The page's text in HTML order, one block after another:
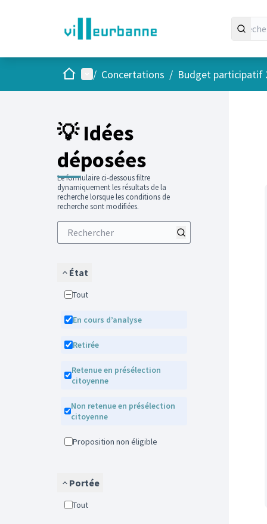
AccueilMenu principal
/ Concertations / Budget participatif
💡 Idées
déposées
Le formulaire ci-dessous filtre
dynamiquement les résultats de la
recherche lorsque les conditions de
recherche sont modifiées.
État
Tout
En cours d’analyse
Retirée
Retenue en présélection
citoyenne
Non retenue en présélection
citoyenne
Proposition non éligible
Portée
Tout